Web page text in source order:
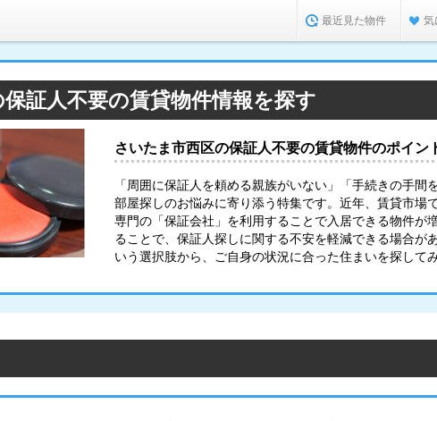
最近見た物件 気
証人不要の賃貸物件情報を探す
さいたま市西区の保証人不要の賃貸物件のポイン
「周囲に保証人を頼める親族がいない」「手続きの手間
部屋探しのお悩みに寄り添う特集です。近年、賃貸市場
専門の「保証会社」を利用することで入居できる物件が
ることで、保証人探しに関する不安を軽減できる場合が
いう選択肢から、ご自身の状況に合った住まいを探して